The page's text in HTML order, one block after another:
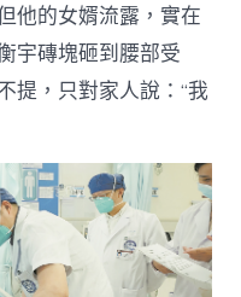
他的女婿流露，實在
宇磚塊砸到腰部受
提，只對家人說：“我